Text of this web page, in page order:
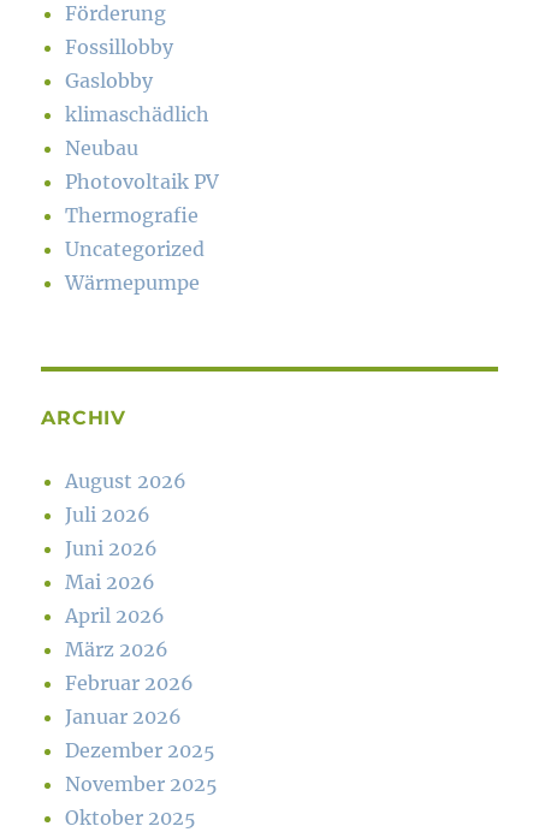
Förderung
Fossillobby
Gaslobby
klimaschädlich
Neubau
Photovoltaik PV
Thermografie
Uncategorized
Wärmepumpe
ARCHIV
August 2026
Juli 2026
Juni 2026
Mai 2026
April 2026
März 2026
Februar 2026
Januar 2026
Dezember 2025
November 2025
Oktober 2025